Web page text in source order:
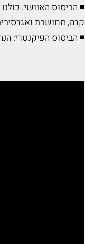
◾ הביסוס האנושי:
קרה, מחושבת
◾ הביסוס הפיקנטרי: